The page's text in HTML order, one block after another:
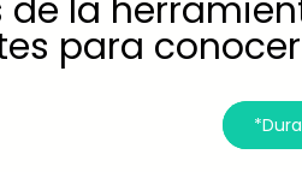
de la
para